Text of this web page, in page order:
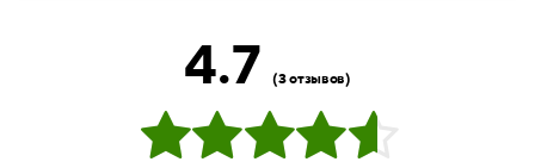
4.7 (3 отзывов)